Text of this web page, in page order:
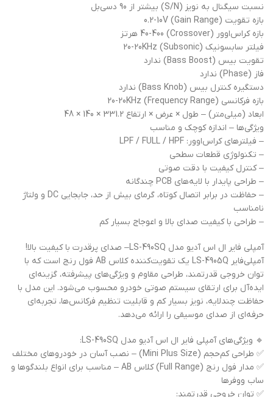
نسبت سیگنال به نویز (S/N) بیشتر از 90 دسی‌بل
بازه تقویت (Gain Range) 0.2-10V
بازه کراس‌اوور (Crossover) 40-400 هرتز
فیلتر سابسونیک (Subsonic) 20-20KHz
تقویت بیس (Bass Boost) ندارد
فاز (Phase) ندارد
دستگیره کنترل بیس (Bass Knob) ندارد
بازه فرکانسی (Frequency Range) 20-20KHz
ابعاد (میلی‌متر) – طول × عرض × ارتفاع 331.2 × 140 × 48
ویژگی‌ها – اندازه کوچک و مناسب
– فیلترهای کراس‌اوور: LPF / FULL / HPF
– تکنولوژی قطعات سطحی
– کنترل کیفیت با دقت صوتی
– طراحی پایدار با لایه‌های PCB چندگانه
– حفاظت در برابر اتصال کوتاه، گرمای بیش از حد، جابجایی DC و ولتاژ
نامناسب
– طراحی با کیفیت صدای بالا و اعوجاج بسیار کم
آمپلی فایر ال اس آدیو مدل LS-490SQ– صدای پرقدرت با کیفیت بالا!
آمپلی‌فایر LS-4905Q یک تقویت‌کننده کلاس AB فول رنج است که با
توان خروجی قدرتمند، طراحی مقاوم و ویژگی‌های پیشرفته، گزینه‌ای
ایده‌آل برای ارتقای سیستم صوتی خودرو محسوب می‌شود. این مدل با
حفاظت چندلایه، نویز بسیار کم و قابلیت تنظیم فرکانس‌ها، تجربه‌ای
حرفه‌ای از صدای موسیقی را ارائه می‌دهد.
🔹 ویژگی‌های آمپلی فایر ال اس آدیو مدل LS-490SQ:
✅ طراحی کم‌حجم (Mini Plus Size) – نصب آسان در خودروهای مختلف
✅ مدار فول رنج (Full Range) کلاس AB – مناسب برای انواع بلندگوها و
ساب ووفرها
✅ توان خروجی قدرتمند: